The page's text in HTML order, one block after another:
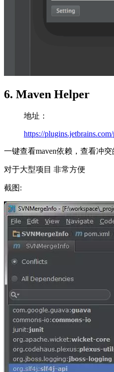
6. Maven Helper
地址：
https://
一键查看maven依赖，查看冲
对于大型项目 非常方便
截图: